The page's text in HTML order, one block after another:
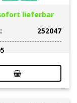
lieferbar
252047